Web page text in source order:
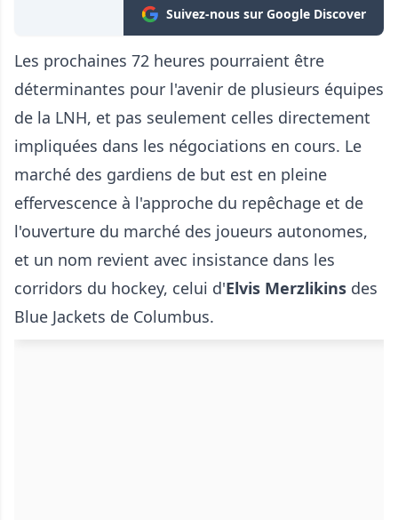
Suivez-nous sur Google Discover
Les prochaines 72 heures pourraient être
déterminantes pour l'avenir de plusieurs équipes
de la LNH, et pas seulement celles directement
impliquées dans les négociations en cours. Le
marché des gardiens de but est en pleine
effervescence à l'approche du repêchage et de
l'ouverture du marché des joueurs autonomes,
et un nom revient avec insistance dans les
corridors du hockey, celui d'Elvis Merzlikins des
Blue Jackets de Columbus.